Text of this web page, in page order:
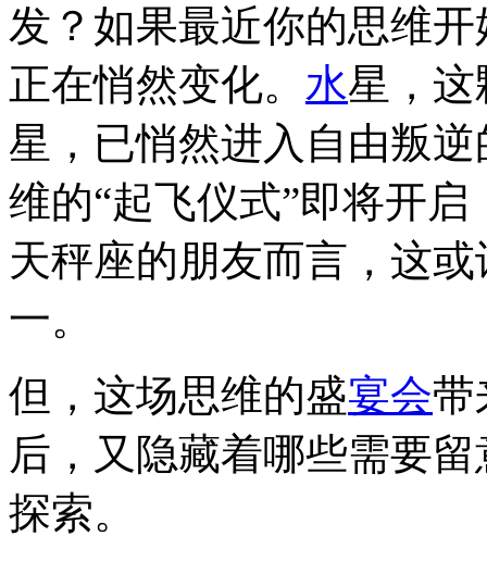
发？如果最近你的思维
正在悄然变化。 水星，这
星，已悄然进入自由叛
维的“起飞仪式”即将开
天秤座的朋友而言，这
一。
但，这场思维的盛宴会带
后，又隐藏着哪些需要
探索。